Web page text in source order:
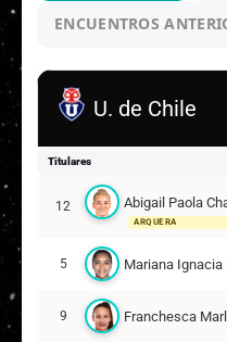
ENCUENTROS
U. de Chile
Titulares
12 Abigail Paola
ARQUERA
5 Mariana Ignacia
9 Franchesca